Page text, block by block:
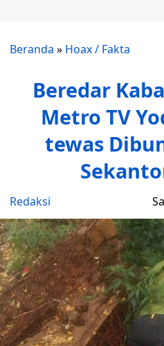
Beranda » Hoax / Fakta
Beredar
Metro TV
tewas
Redaksi